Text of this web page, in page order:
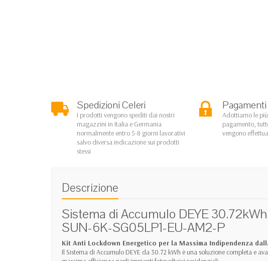
Spedizioni Celeri
I prodotti vengono spediti dai nostri
magazzini in Italia e Germania
normalmente entro 5-8 giorni lavorativi
salvo diversa indicazione sui prodotti
stessi
Adottiamo le
pagamento,
vengono
Descrizione
Sistema di Accumulo DEYE
SUN-6K-SG05LP1-EU-AM2-P
Kit Anti Lockdown Energetico per la Massima Indipendenza
Il Sistema di Accumulo DEYE da 30.72 kWh è una soluzione completa e